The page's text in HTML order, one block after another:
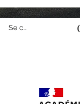
Se connecter